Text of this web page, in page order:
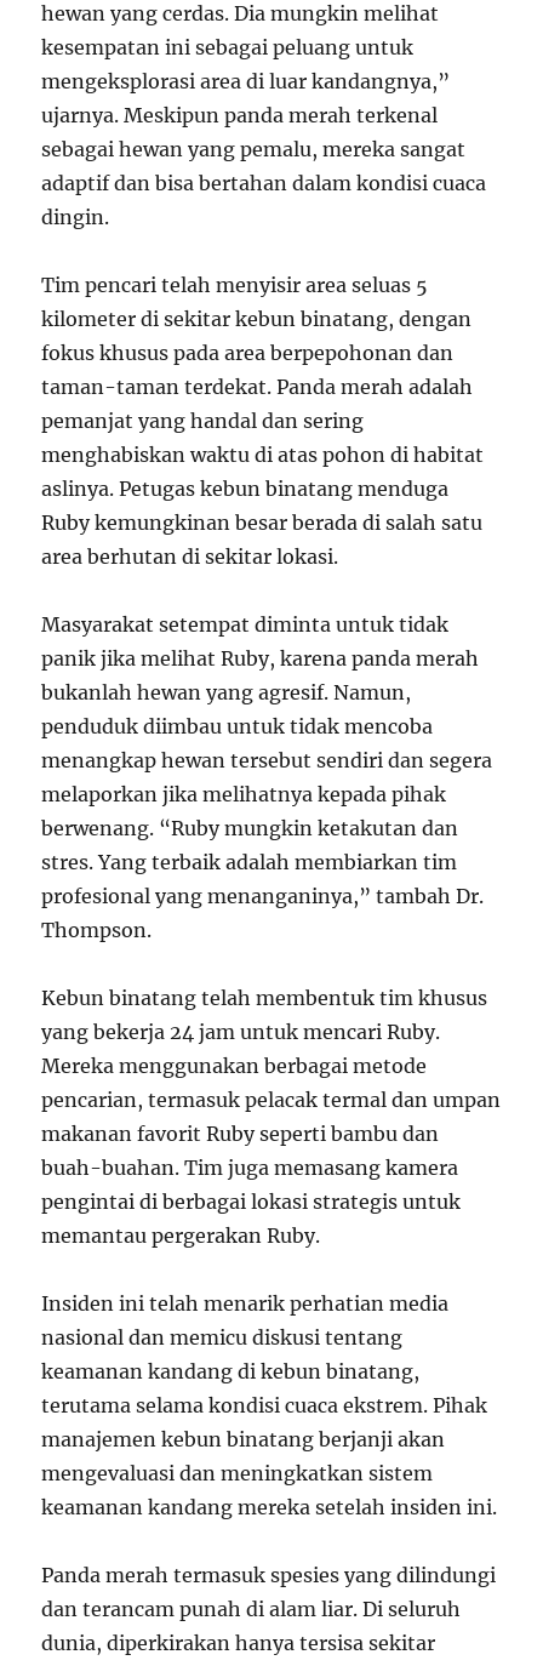
hewan yang cerdas. Dia mungkin melihat
kesempatan ini sebagai peluang untuk
mengeksplorasi area di luar kandangnya,”
ujarnya. Meskipun panda merah terkenal
sebagai hewan yang pemalu, mereka sangat
adaptif dan bisa bertahan dalam kondisi cuaca
dingin.
Tim pencari telah menyisir area seluas 5
kilometer di sekitar kebun binatang, dengan
fokus khusus pada area berpepohonan dan
taman-taman terdekat. Panda merah adalah
pemanjat yang handal dan sering
menghabiskan waktu di atas pohon di habitat
aslinya. Petugas kebun binatang menduga
Ruby kemungkinan besar berada di salah satu
area berhutan di sekitar lokasi.
Masyarakat setempat diminta untuk tidak
panik jika melihat Ruby, karena panda merah
bukanlah hewan yang agresif. Namun,
penduduk diimbau untuk tidak mencoba
menangkap hewan tersebut sendiri dan segera
melaporkan jika melihatnya kepada pihak
berwenang. “Ruby mungkin ketakutan dan
stres. Yang terbaik adalah membiarkan tim
profesional yang menanganinya,” tambah Dr.
Thompson.
Kebun binatang telah membentuk tim khusus
yang bekerja 24 jam untuk mencari Ruby.
Mereka menggunakan berbagai metode
pencarian, termasuk pelacak termal dan umpan
makanan favorit Ruby seperti bambu dan
buah-buahan. Tim juga memasang kamera
pengintai di berbagai lokasi strategis untuk
memantau pergerakan Ruby.
Insiden ini telah menarik perhatian media
nasional dan memicu diskusi tentang
keamanan kandang di kebun binatang,
terutama selama kondisi cuaca ekstrem. Pihak
manajemen kebun binatang berjanji akan
mengevaluasi dan meningkatkan sistem
keamanan kandang mereka setelah insiden ini.
Panda merah termasuk spesies yang dilindungi
dan terancam punah di alam liar. Di seluruh
dunia, diperkirakan hanya tersisa sekitar